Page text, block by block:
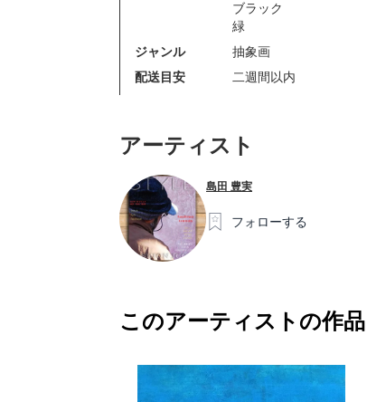
ブラック
緑
ジャンル
抽象画
配送目安
二週間以内
アーティスト
島田 豊実
フォローする
このアーティストの作品